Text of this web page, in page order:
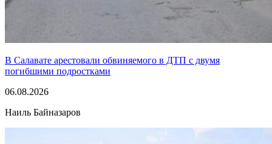
В Салавате арестовали обвиняемого в ДТП с двумя
погибшими подростками
06.08.2026
Наиль Байназаров